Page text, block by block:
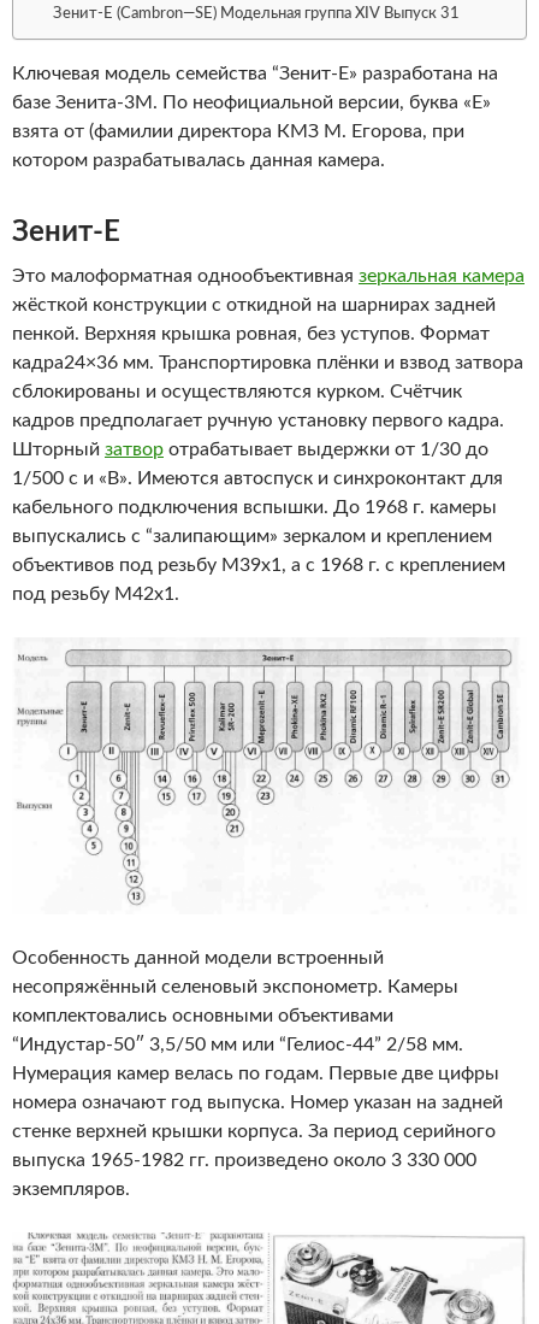
Зенит-Е (Cambron—SE) Модельная группа XIV Выпуск 31
Ключевая модель семейства “Зенит-Е» разработана на
базе Зенита-3М. По неофициальной версии, буква «Е»
взята от (фамилии директора КМЗ М. Егорова, при
котором разрабатывалась данная камера.
Зенит-Е
Это малоформатная однообъективная зеркальная камера
жёсткой конструкции с откидной на шарнирах задней
пенкой. Верхняя крышка ровная, без уступов. Формат
кадра24×36 мм. Транспортировка плёнки и взвод затвора
сблокированы и осуществляются курком. Счётчик
кадров предполагает ручную установку первого кадра.
Шторный затвор отрабатывает выдержки от 1/30 до
1/500 с и «В». Имеются автоспуск и синхроконтакт для
кабельного подключения вспышки. До 1968 г. камеры
выпускались с “залипающим» зеркалом и креплением
объективов под резьбу М39х1, а с 1968 г. с креплением
под резьбу М42х1.
Особенность данной модели встроенный
несопряжённый селеновый экспонометр. Камеры
комплектовались основными объективами
“Индустар-50″ 3,5/50 мм или “Гелиос-44” 2/58 мм.
Нумерация камер велась по годам. Первые две цифры
номера означают год выпуска. Номер указан на задней
стенке верхней крышки корпуса. За период серийного
выпуска 1965-1982 гг. произведено около 3 330 000
экземпляров.